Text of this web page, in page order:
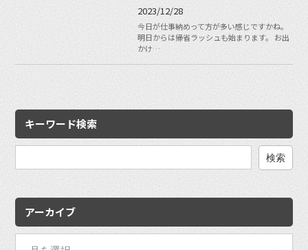
2023/12/28
今日が仕事納めって方が多い感じですかね。
明日からは帰省ラッシュも始まります。 お出
かけ…
キーワード検索
アーカイブ